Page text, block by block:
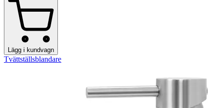
Lägg i kundvagn
Tvättställsblandare